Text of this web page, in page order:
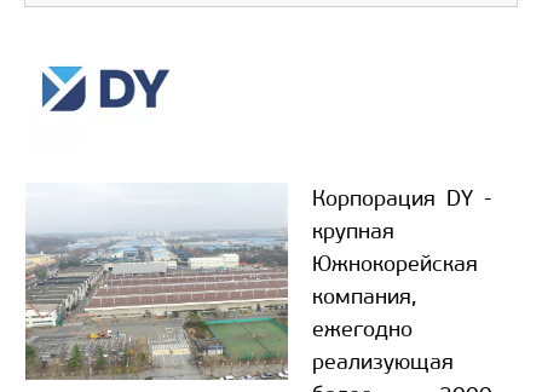
Корпорация DY -
крупная
Южнокорейская
компания,
ежегодно
реализующая